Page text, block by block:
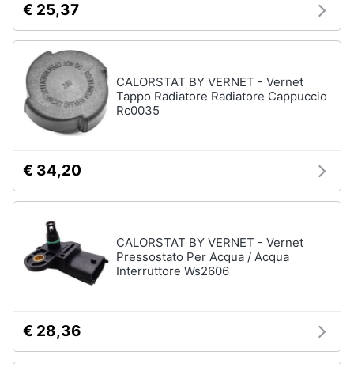
€ 25,37
CALORSTAT BY VERNET - Vernet
Tappo Radiatore Radiatore Cappuccio
Rc0035
€ 34,20
CALORSTAT BY VERNET - Vernet
Pressostato Per Acqua / Acqua
Interruttore Ws2606
€ 28,36